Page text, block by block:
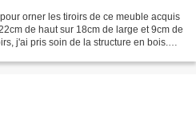
orner les tiroirs de ce meuble acquis
de haut sur 18cm de large et 9cm de
j'ai pris soin de la structure en bois.